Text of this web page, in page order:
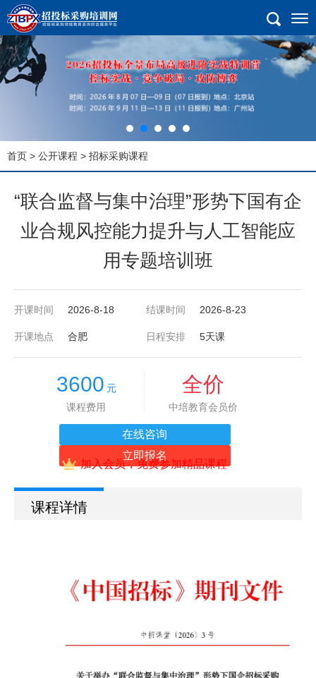
首页 > 公开课程 > 招标采购课程
“联合监督与集中治理”形势下国有企
业合规风控能力提升与人工智能应
用专题培训班
开课时间 2026-8-18 结课时间 2026-8-23
开课地点 合肥 日程安排 5天课
3600 元
课程费用
全价
中培教育会员价
在线咨询
立即报名
加入会员，免费参加精品课程
课程详情